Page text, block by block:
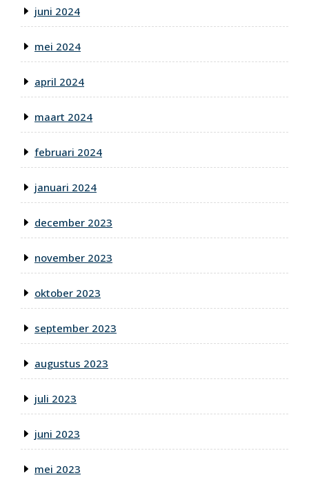
juni 2024
mei 2024
april 2024
maart 2024
februari 2024
januari 2024
december 2023
november 2023
oktober 2023
september 2023
augustus 2023
juli 2023
juni 2023
mei 2023